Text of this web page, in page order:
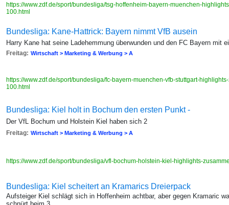
https://www.zdf.de/sport/bundesliga/tsg-hoffenheim-bayern-muenchen-
100.html
Bundesliga: Kane-Hattrick: Bayern nimmt VfB ausein
Harry Kane hat seine Ladehemmung überwunden und den FC Bayern mit
Freitag: Wirtschaft > Marketing & Werbung > A
https://www.zdf.de/sport/bundesliga/fc-bayern-muenchen-vfb-stuttgart-
100.html
Bundesliga: Kiel holt in Bochum den ersten Punkt -
Der VfL Bochum und Holstein Kiel haben sich 2
Freitag: Wirtschaft > Marketing & Werbung > A
https://www.zdf.de/sport/bundesliga/vfl-bochum-holstein-kiel-highlights-
Bundesliga: Kiel scheitert an Kramarics Dreierpack
Aufsteiger Kiel schlägt sich in Hoffenheim achtbar, aber gegen Kramaric